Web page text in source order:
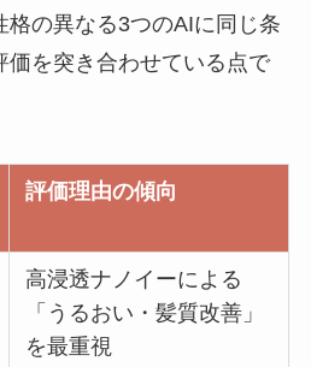
格の異なる3つのAIに同じ条
価を突き合わせている点で
評価理由の傾向
高浸透ナノイーによる
「うるおい・髪質改善」
を最重視